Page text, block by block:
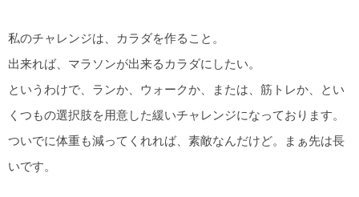
私のチャレンジは、カラダを作ること。
出来れば、マラソンが出来るカラダにしたい。
というわけで、ランか、ウォークか、または、筋トレか、とい
くつもの選択肢を用意した緩いチャレンジになっております。
ついでに体重も減ってくれれば、素敵なんだけど。まぁ先は長
いです。